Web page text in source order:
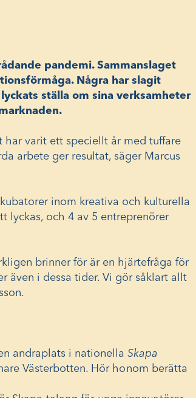
pandemi. Sammanslaget
Några har slagit
ställa om sina verksamheter
har varit ett speciellt år med tuffare
arbete ger resultat, säger Marcus
inom kreativa och kulturella
lyckas, och 4 av 5 entreprenörer
brinner för är en hjärtefråga för
även i dessa tider. Vi gör såklart allt
andraplats i nationella Skapa
Västerbotten. Hör honom berätta